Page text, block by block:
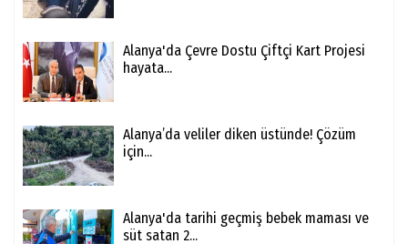
Alanya'da Çevre Dostu Çiftçi Kart Projesi
hayata...
Alanya’da veliler diken üstünde! Çözüm
için...
Alanya'da tarihi geçmiş bebek maması ve
süt satan 2...